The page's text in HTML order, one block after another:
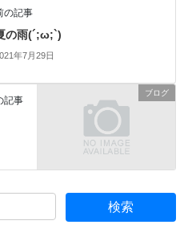
の記事
の雨(´;ω;`)
年7月29日
ブログ
記事